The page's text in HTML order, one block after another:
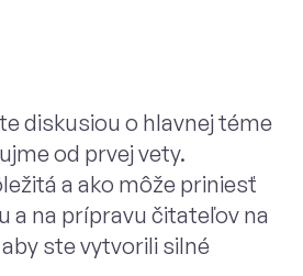
diskusiou o hlavnej téme
od prvej vety.
a ako môže priniesť
a na prípravu čitateľov na
ste vytvorili silné